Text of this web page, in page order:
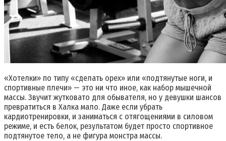
«Хотелки» по типу «сделать орех» или «подтянутые ноги, и
спортивные плечи» — это ни что иное, как набор мышечной
массы. Звучит жутковато для обывателя, но у девушки шансов
превратиться в Халка мало. Даже если убрать
кардиотренировки, и заниматься с отягощениями в силовом
режиме, и есть белок, результатом будет просто спортивное
подтянутое тело, а не фигура монстра массы.